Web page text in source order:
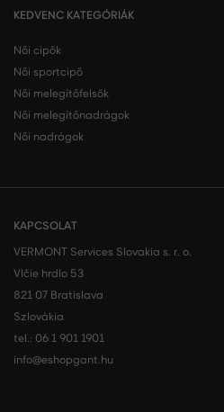
KEDVENC KATEGÓRIÁK
Női cipők
Női sportcipő
Női melegítőfelsők
Női melegítőnadrágok
Női nadrágok
KAPCSOLAT
VERMONT Services Slovakia s. r. o.
Vlčie hrdlo 53
821 07 Bratislava
Szlovákia
tel.: 06 1 901 1901
info@eshopgant.hu